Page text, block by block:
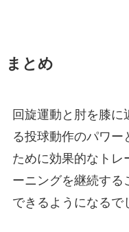
まとめ
回旋運動と肘を膝
る投球動作のパワー
ために効果的なトレ
ーニングを継続する
できるようになるで